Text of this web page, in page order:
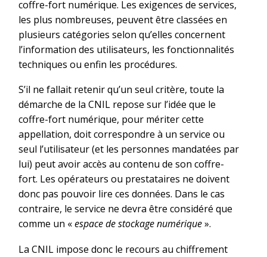
coffre-fort numérique. Les exigences de services,
les plus nombreuses, peuvent être classées en
plusieurs catégories selon qu’elles concernent
l’information des utilisateurs, les fonctionnalités
techniques ou enfin les procédures.
S’il ne fallait retenir qu’un seul critère, toute la
démarche de la CNIL repose sur l’idée que le
coffre-fort numérique, pour mériter cette
appellation, doit correspondre à un service ou
seul l’utilisateur (et les personnes mandatées par
lui) peut avoir accès au contenu de son coffre-
fort. Les opérateurs ou prestataires ne doivent
donc pas pouvoir lire ces données. Dans le cas
contraire, le service ne devra être considéré que
comme un «espace de stockage numérique».
La CNIL impose donc le recours au chiffrement